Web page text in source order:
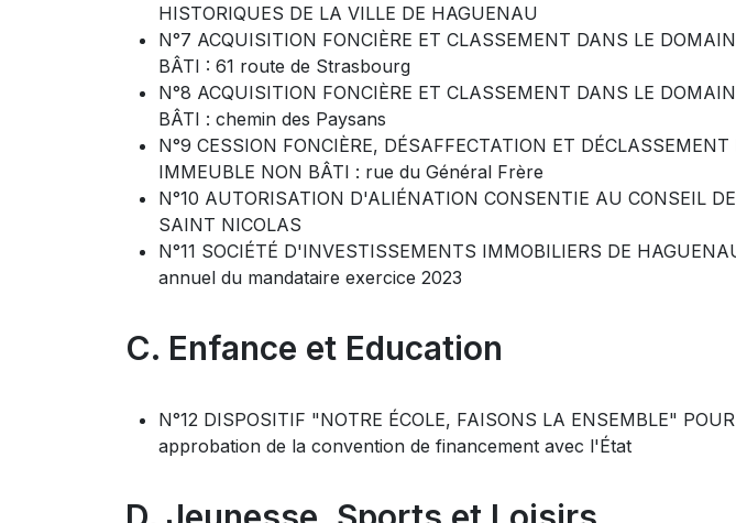
HISTORIQUES DE LA VILLE DE HAGUENAU
N°7 ACQUISITION FONCIÈRE ET CLASSEMENT DANS LE
BÂTI : 61 route de Strasbourg
N°8 ACQUISITION FONCIÈRE ET CLASSEMENT DANS LE
BÂTI : chemin des Paysans
N°9 CESSION FONCIÈRE, DÉSAFFECTATION ET
IMMEUBLE NON BÂTI : rue du Général Frère
N°10 AUTORISATION D'ALIÉNATION CONSENTIE AU CONSEIL
SAINT NICOLAS
N°11 SOCIÉTÉ D'INVESTISSEMENTS IMMOBILIERS DE
annuel du mandataire exercice 2023
C. Enfance et Education
N°12 DISPOSITIF "NOTRE ÉCOLE, FAISONS LA ENSEMBLE"
approbation de la convention de financement avec l'État